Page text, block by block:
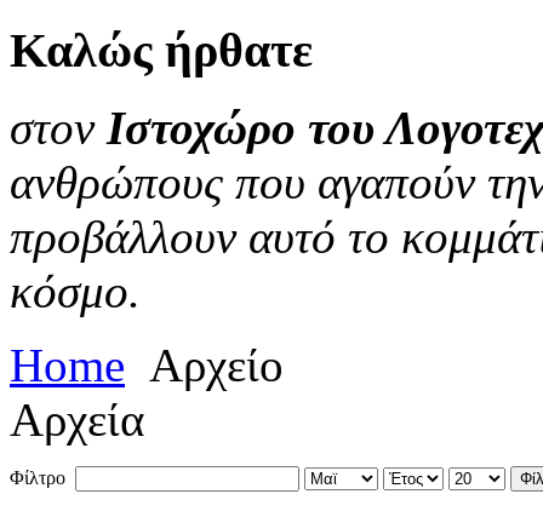
Καλώς ήρθατε
στον Ιστοχώρο του
ανθρώπους που αγαπούν
προβάλλουν αυτό το
κόσμο.
Home Αρχείο
Αρχεία
Φίλτρο